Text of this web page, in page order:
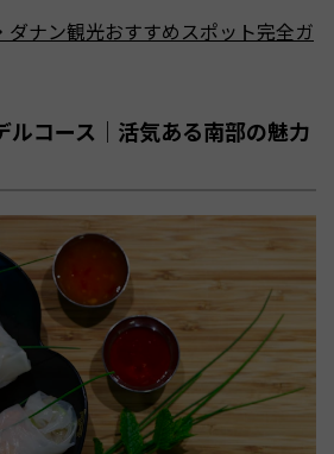
ダナン観光おすすめスポット完全ガ
ルコース｜活気ある南部の魅力